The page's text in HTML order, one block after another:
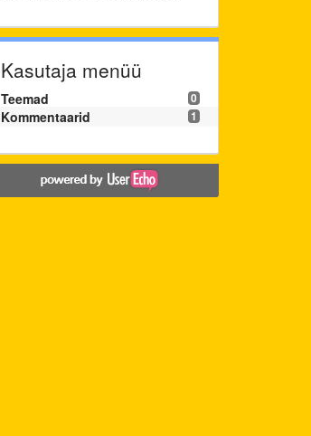
Kasutaja menüü
0
Teemad
1
Kommentaarid